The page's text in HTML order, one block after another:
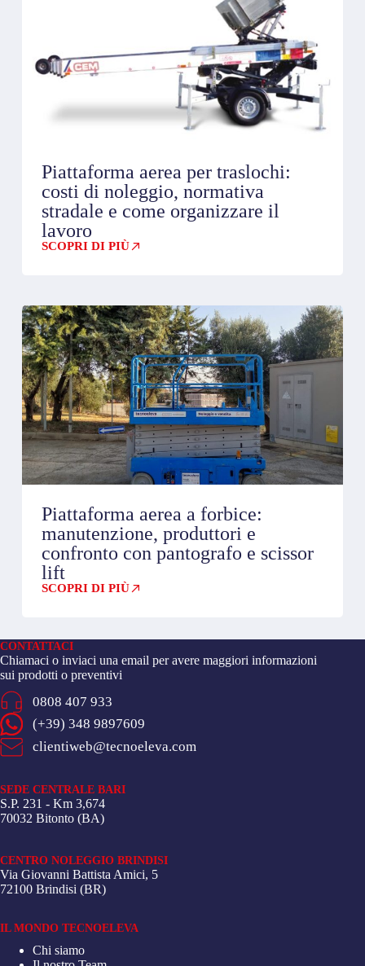
Piattaforma aerea per traslochi:
costi di noleggio, normativa
stradale e come organizzare il
lavoro
SCOPRI DI PIÙ
Piattaforma aerea a forbice:
manutenzione, produttori e
confronto con pantografo e scissor
lift
SCOPRI DI PIÙ
CONTATTACI
Chiamaci o inviaci una email per avere maggiori informazioni
sui prodotti o preventivi
0808 407 933
(+39) 348 9897609
clientiweb@tecnoeleva.com
SEDE CENTRALE BARI
S.P. 231 - Km 3,674
70032 Bitonto (BA)
CENTRO NOLEGGIO BRINDISI
Via Giovanni Battista Amici, 5
72100 Brindisi (BR)
IL MONDO TECNOELEVA
Chi siamo